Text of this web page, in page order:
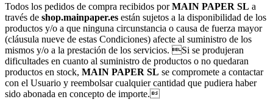
Todos los pedidos de compra recibidos porMAIN PAPER SL a
través de shop.mainpaper.es están sujetos a la disponibilidad de los
productos y/o a que ninguna circunstancia o causa de fuerza mayor
(cláusula nueve de estas Condiciones) afecte al suministro de los
mismos y/o a la prestación de los servicios. Si se produjeran
dificultades en cuanto al suministro de productos o no quedaran
productos en stock, MAIN PAPER SL se compromete a contactar
con el Usuario y reembolsar cualquier cantidad que pudiera haber
sido abonada en concepto de importe.